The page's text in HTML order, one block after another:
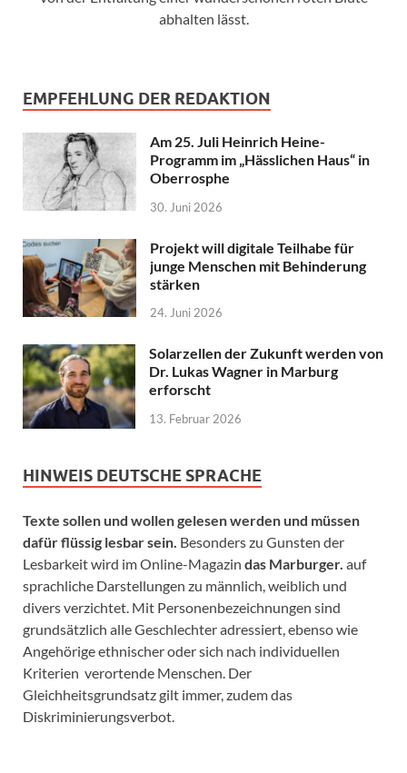
abhalten lässt.
EMPFEHLUNG DER REDAKTION
Am 25. Juli Heinrich Heine-
Programm im „Hässlichen Haus“ in
Oberrosphe
30. Juni 2026
Projekt will digitale Teilhabe für
junge Menschen mit Behinderung
stärken
24. Juni 2026
Solarzellen der Zukunft werden von
Dr. Lukas Wagner in Marburg
erforscht
13. Februar 2026
HINWEIS DEUTSCHE SPRACHE
Texte sollen und wollen gelesen werden und müssen
dafür flüssig lesbar sein. Besonders zu Gunsten der
Lesbarkeit wird im Online-Magazin das Marburger. auf
sprachliche Darstellungen zu männlich, weiblich und
divers verzichtet. Mit Personenbezeichnungen sind
grundsätzlich alle Geschlechter adressiert, ebenso wie
Angehörige ethnischer oder sich nach individuellen
Kriterien verortende Menschen. Der
Gleichheitsgrundsatz gilt immer, zudem das
Diskriminierungsverbot.